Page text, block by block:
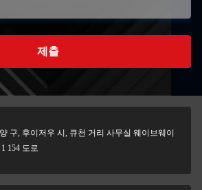
제출
구, 후이저우 시, 큐천 거리 사무실 웨이브웨이
154 도로